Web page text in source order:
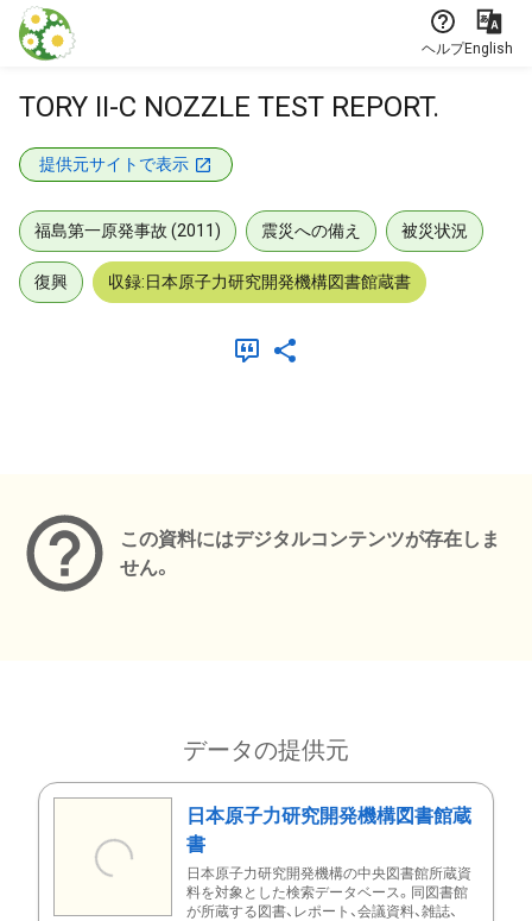
本文に飛ぶ
ヘルプEnglish
TORY II-C NOZZLE TEST REPORT.
提供元サイトで表示
福島第一原発事故 (2011) 震災への備え 被災状況
復興 収録:日本原子力研究開発機構図書館蔵書
この資料にはデジタルコンテンツが存在しま
せん。
データの提供元
日本原子力研究開発機構図書館蔵
書
日本原子力研究開発機構の中央図書館所蔵資
料を対象とした検索データベース。同図書館
が所蔵する図書、レポート、会議資料、雑誌、